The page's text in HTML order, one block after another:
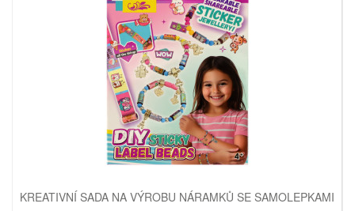
KREATIVNÍ SADA NA VÝROBU NÁRAMKŮ SE SAMOLEPKAMI